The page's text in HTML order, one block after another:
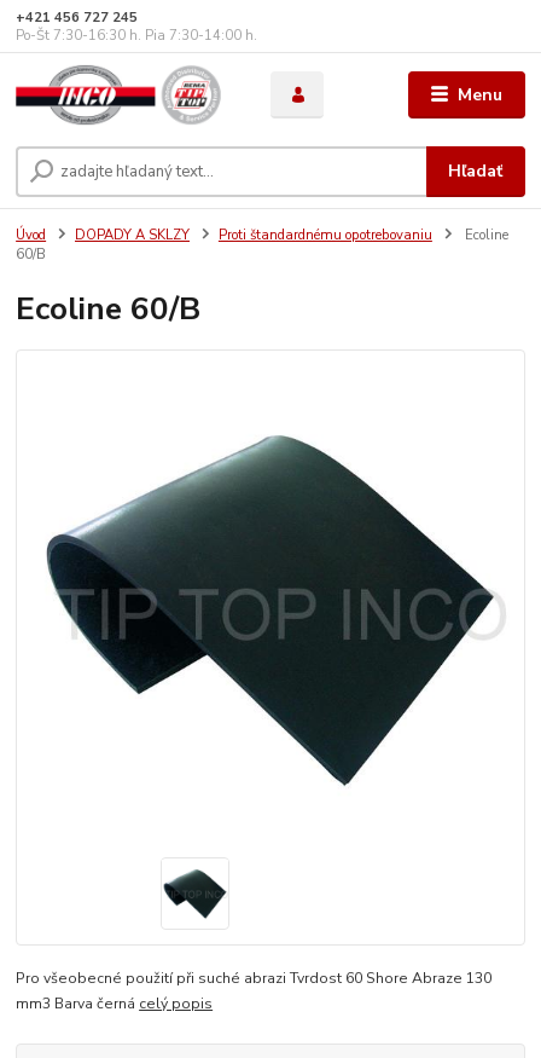
Menu
Hľadať
+421 456 727 245
Po-Št 7:30-16:30 h. Pia 7:30-14:00 h.
Úvod DOPADY A SKLZY Proti štandardnému opotrebovaniu
Ecoline
60/B
Ecoline 60/B
Pro všeobecné použití při suché abrazi Tvrdost 60 Shore Abraze 130
mm3 Barva černá celý popis